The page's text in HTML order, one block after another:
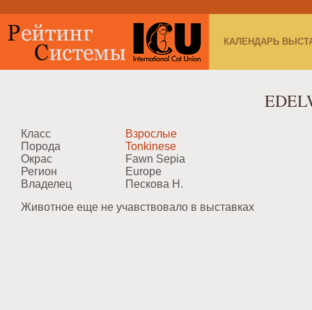
КАЛЕНДАРЬ
Класс
Взрослые
Порода
Tonkinese
Окрас
Fawn Sepia
Регион
Europe
Владелец
Пескова Н.
Животное еще не учавствовало в выставках